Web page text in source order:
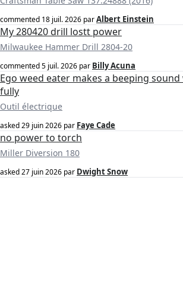
commented 18 juil. 2026 parAlbert Einstein
My 280420 drill lostt power
Milwaukee Hammer Drill 2804-20
commented5 juil. 2026 par Billy Acuna
Ego weed eater makes a beeping
fully
Outil électrique
asked29 juin 2026 par Faye Cade
no power to torch
Miller Diversion 180
asked27 juin 2026 par Dwight Snow